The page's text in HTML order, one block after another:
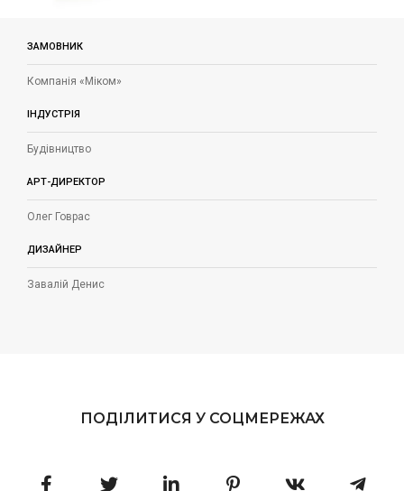
ЗАМОВНИК
Компанія «Міком»
ІНДУСТРІЯ
Будівництво
АРТ-ДИРЕКТОР
Олег Говрас
ДИЗАЙНЕР
Завалій Денис
ПОДІЛИТИСЯ У СОЦМЕРЕЖАХ